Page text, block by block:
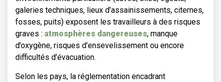
galeries techniques, lieux d’assainissements, citernes,
fosses, puits) exposent les travailleurs à des risques
graves : atmosphères dangereuses, manque
d’oxygène, risques d’ensevelissement ou encore
difficultés d’évacuation.
Selon les pays, la réglementation encadrant